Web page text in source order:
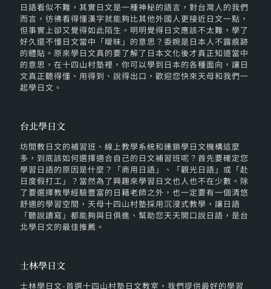
日語看似不難，其實日文是一種神秘的語言，對台灣人的我們
而言，彷彿看得懂漢字就能夠比其他外國人更接近日文一點，
但事實上卻又覺得如此陌生。明明覺得日文應該不太難，學了
好久還不懂日文當中「曖昧」的意思？委婉是日本人不露痕跡
的體貼。原來學日文真的要了解了日本文化後才真正知道當中
的意思，在十四山村塾裡，你可以學到日本的各種面向，讓日
文真正聽得懂、用得到、說得出口，歡迎您快來天母和我們一
起學日文。
台北學日文
坊間教日文的補習班、線上教學系統和連鎖學日文機構這麼
多，到底該如何選擇適合自己的日文補習班呢？首先要確定您
學習日語的原因是什麼？「商用日語」、「觀光日語」或「赴
日度假打工」？當然為了興趣來學習日文也人也不在少數。除
了要選擇教學經驗豐富的日籍老師之外，也一定要有一個清悠
舒適的學習空間，天母十四山村塾採用沉浸式教學，讓日語
「聽說讀寫」都能夠與日俱進、幫助您天天開口說日語，是台
北學日文的最佳推薦。
士林學日文
士林學日文-首選十四山村塾日文教室，我們提供最好的學習